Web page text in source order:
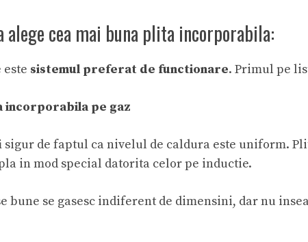
cea mai buna plita incorporabila:
sistemul preferat de functionare. Primul pe
incorporabila pe gaz
de faptul ca nivelul de caldura este uniform.
in mod special datorita celor pe inductie.
bune se gasesc indiferent de dimensini, dar nu